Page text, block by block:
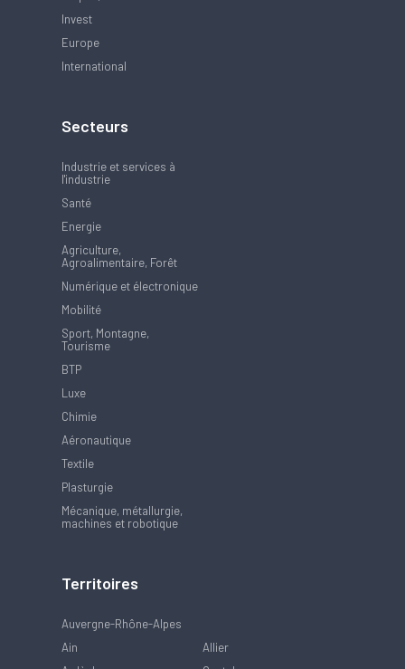
Invest
Europe
International
Secteurs
Industrie et services à
l'industrie
Santé
Energie
Agriculture,
Agroalimentaire, Forêt
Numérique et électronique
Mobilité
Sport, Montagne,
Tourisme
BTP
Luxe
Chimie
Aéronautique
Textile
Plasturgie
Mécanique, métallurgie,
machines et robotique
Territoires
Auvergne-Rhône-Alpes
Ain
Allier